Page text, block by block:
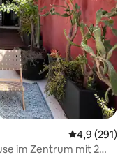
4,9 (291)
im Zentrum mit 2